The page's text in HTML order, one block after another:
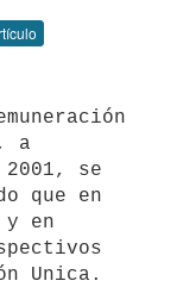
a
se
que en
y en
Unica.